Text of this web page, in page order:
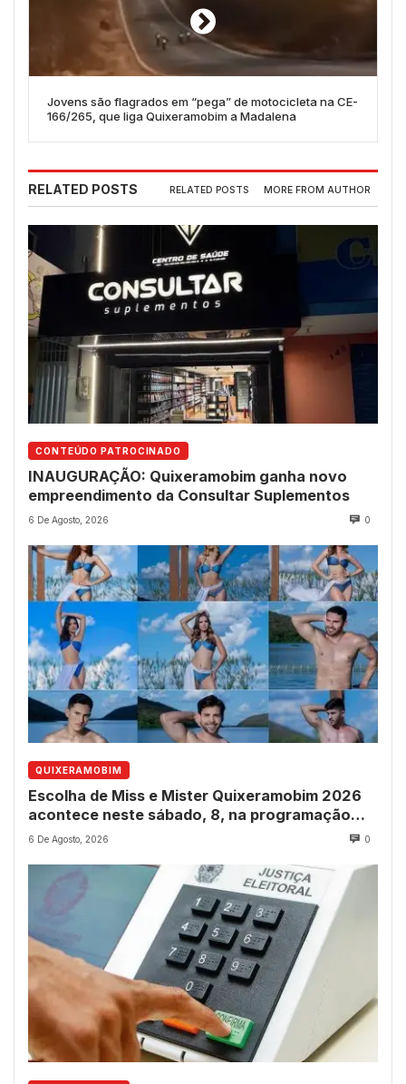
Jovens são flagrados em “pega” de motocicleta na CE-
166/265, que liga Quixeramobim a Madalena
RELATED POSTS RELATED POSTS MORE FROM AUTHOR
CONTEÚDO PATROCINADO
INAUGURAÇÃO: Quixeramobim ganha novo
empreendimento da Consultar Suplementos
6 De Agosto, 2026 0
QUIXERAMOBIM
Escolha de Miss e Mister Quixeramobim 2026
acontece neste sábado, 8, na programação
dos 237 anos do município
6 De Agosto, 2026 0